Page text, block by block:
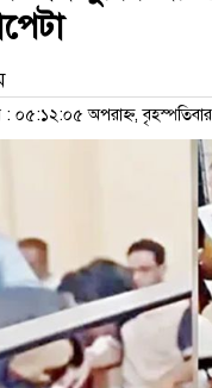
অপরাহ্ন,